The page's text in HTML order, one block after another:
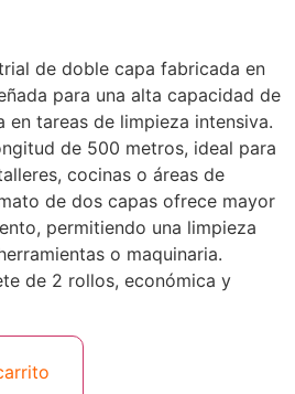
de doble capa fabricada en
para una alta capacidad de
en tareas de limpieza intensiva.
de 500 metros, ideal para
cocinas o áreas de
de dos capas ofrece mayor
permitiendo una limpieza
o maquinaria.
de 2 rollos, económica y